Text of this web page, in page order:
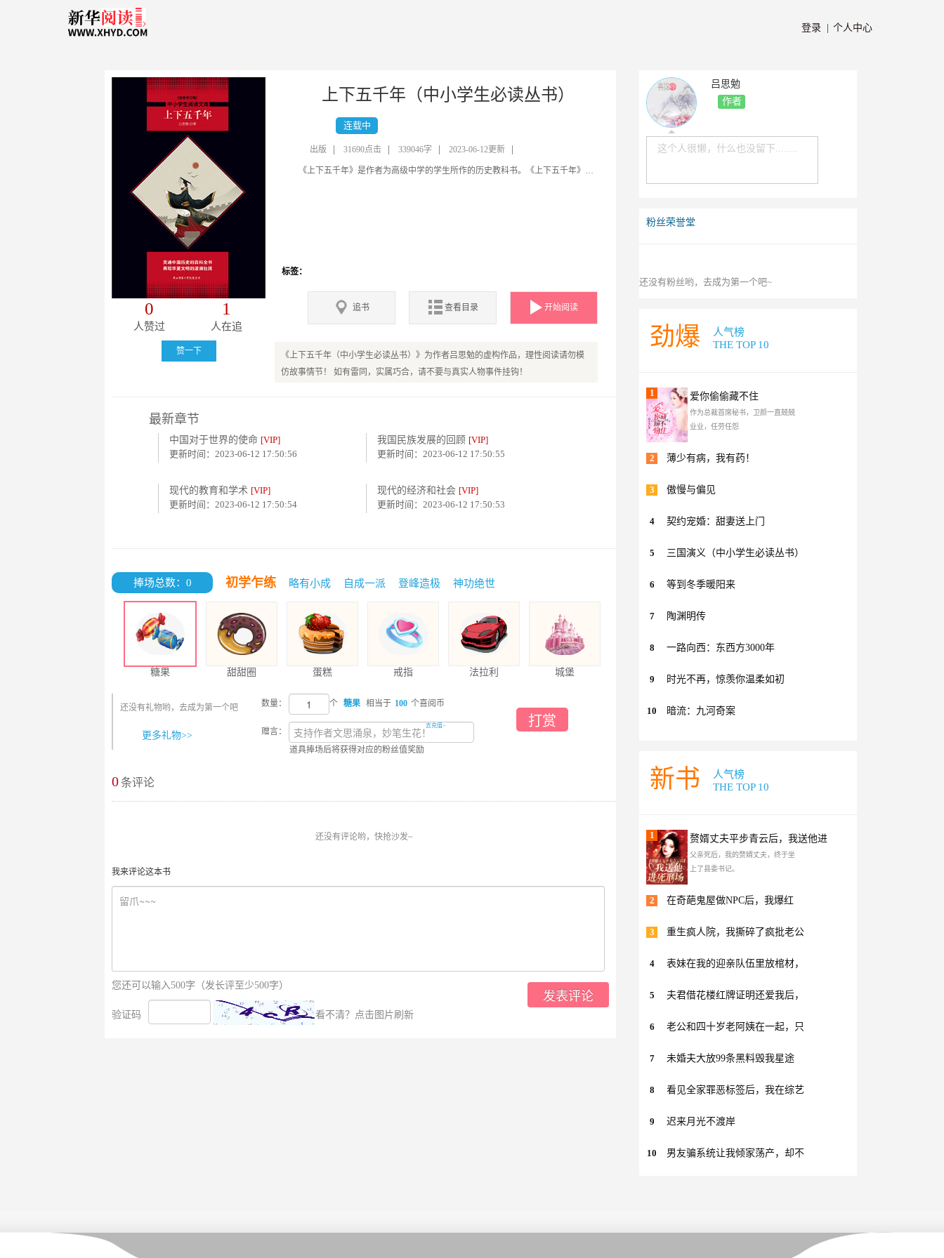
登录 | 个人中心
0
人赞过
1
人在追
赞一下
上下五千年（中小学生必读丛书）
连载中
出版 31690点击 339046字 2023-06-12更新
《上下五千年》是作者为高级中学的学生所作的历史教科书。《上下五千年》采用白话形式，叙述亦力求其具体，少作概括之辞，是当年使用面较广，发行量最大的一部高中历史教科书。《上下五千年》涉及历史、地理等方面的专门知识，都是一般工具书里不易查到的，全书用简捷流畅的文字叙述从远古到20世纪30年代中国的历史大势、制度沿革、文化发展，终篇则以中华民族的伟大复兴为依归。通贯各时代，周瞻各领域，一部中国历史的大百科全书，贯通三皇五帝、夏商周、春秋战国、秦汉三国至民国等各个时...
标签：
追书 查看目录 开始阅读
《上下五千年（中小学生必读丛书）》为作者吕思勉的虚构作品，理性阅读请勿模
仿故事情节！ 如有雷同，实属巧合，请不要与真实人物事件挂钩！
最新章节
中国对于世界的使命 [VIP]
更新时间：2023-06-12 17:50:56
我国民族发展的回顾 [VIP]
更新时间：2023-06-12 17:50:55
现代的教育和学术 [VIP]
更新时间：2023-06-12 17:50:54
现代的经济和社会 [VIP]
更新时间：2023-06-12 17:50:53
捧场总数：0 初学乍练 略有小成 自成一派 登峰造极 神功绝世
糖果 甜甜圈 蛋糕 戒指 法拉利 城堡
还没有礼物哟，去成为第一个吧
更多礼物>>
数量： 个 糖果 相当于 100 个喜阅币
去充值>
赠言：
道具捧场后将获得对应的粉丝值奖励
打赏
0条评论
还没有评论哟，快抢沙发~
我来评论这本书
您还可以输入500字（发长评至少500字）
验证码 看不清？点击图片刷新
发表评论
吕思勉
作者
这个人很懒，什么也没留下........
粉丝荣誉堂
还没有粉丝哟，去成为第一个吧~
劲爆
人气榜
THE TOP 10
1 爱你偷偷藏不住
作为总裁首席秘书，卫颜一直兢兢
业业，任劳任怨
2 薄少有病，我有药！
3 傲慢与偏见
4 契约宠婚：甜妻送上门
5 三国演义（中小学生必读丛书）
6 等到冬季暖阳来
7 陶渊明传
8 一路向西：东西方3000年
9 时光不再，惊羡你温柔如初
10 暗流：九河奇案
新书
人气榜
THE TOP 10
1 赘婿丈夫平步青云后，我送他进
父亲死后，我的赘婿丈夫，终于坐
上了县委书记。
2 在奇葩鬼屋做NPC后，我爆红
3 重生疯人院，我撕碎了疯批老公
4 表妹在我的迎亲队伍里放棺材，
5 夫君借花楼红牌证明还爱我后，
6 老公和四十岁老阿姨在一起，只
7 未婚夫大放99条黑料毁我星途
8 看见全家罪恶标签后，我在综艺
9 迟来月光不渡岸
10 男友骗系统让我倾家荡产，却不